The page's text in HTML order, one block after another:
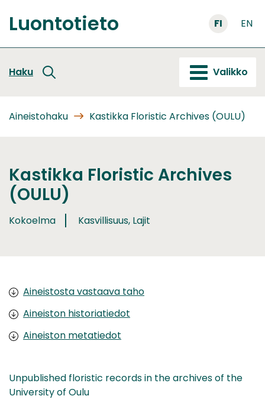
sisältöön
Etusivu
Luontotieto FI EN
Haku Valikko
Aineistohaku Kastikka Floristic Archives (OULU)
Kastikka Floristic Archives
(OULU)
Kokoelma Kasvillisuus, Lajit
Aineistosta vastaava taho
Aineiston historiatiedot
Aineiston metatiedot
Unpublished floristic records in the archives of the
University of Oulu